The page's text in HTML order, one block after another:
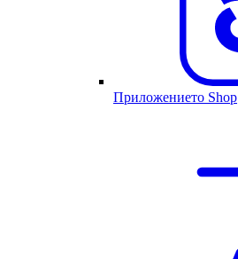
Приложението Shop